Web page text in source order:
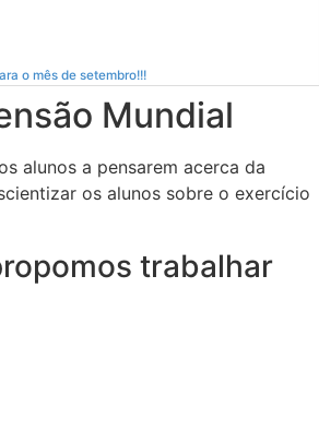
o mês de setembro!!!
Mundial
alunos a pensarem acerca da
os alunos sobre o exercício
trabalhar